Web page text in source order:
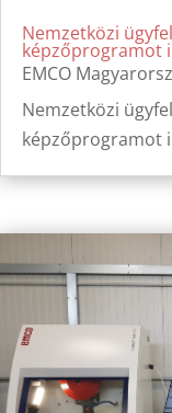
Nemzetközi
képzőprogramot
EMCO
Nemzetközi
képzőprogramot